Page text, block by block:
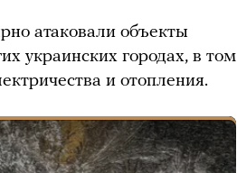
атаковали объекты
украинских городах, в том
и отопления.